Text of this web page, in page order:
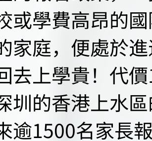
或學費高昂的
家庭，便處於
去上學貴！代
圳的香港上水
逾1500名家長